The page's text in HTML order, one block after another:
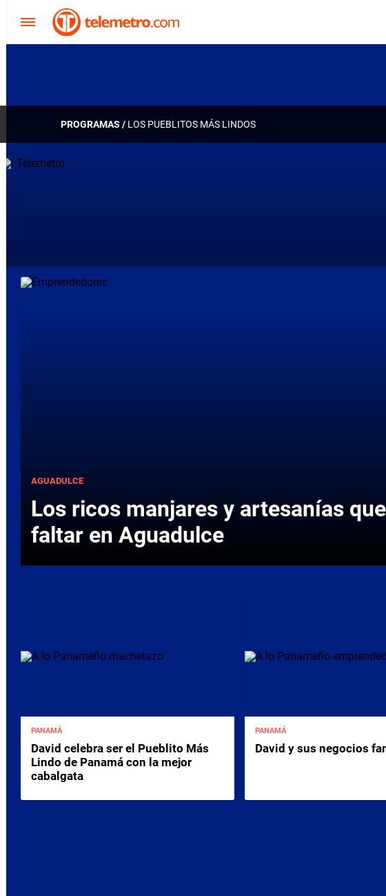
PROGRAMAS / LOS PUEBLITOS MÁS LINDOS
AGUADULCE
Los ricos manjares y artesanías
faltar en Aguadulce
PANAMÁ
David celebra ser el Pueblito Más
Lindo de Panamá con la mejor
cabalgata
PANAMÁ
David y sus negocios